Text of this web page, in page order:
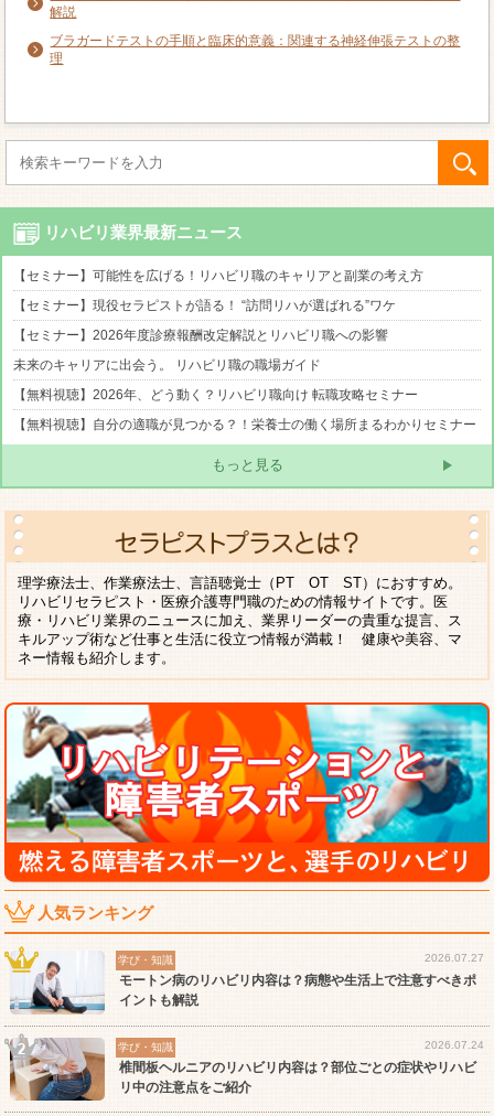
解説
ブラガードテストの手順と臨床的意義：関連する神経伸張テストの整
理
リハビリ業界最新ニュース
【セミナー】可能性を広げる！リハビリ職のキャリアと副業の考え方
【セミナー】現役セラピストが語る！ “訪問リハが選ばれる”ワケ
【セミナー】2026年度診療報酬改定解説とリハビリ職への影響
未来のキャリアに出会う。 リハビリ職の職場ガイド
【無料視聴】2026年、どう動く？リハビリ職向け 転職攻略セミナー
【無料視聴】自分の適職が見つかる？！栄養士の働く場所まるわかりセミナー
もっと見る
理学療法士、作業療法士、言語聴覚士（PT OT ST）におすすめ。
リハビリセラピスト・医療介護専門職のための情報サイトです。医
療・リハビリ業界のニュースに加え、業界リーダーの貴重な提言、ス
キルアップ術など仕事と生活に役立つ情報が満載！ 健康や美容、マ
ネー情報も紹介します。
人気ランキング
学び・知識 2026.07.27
モートン病のリハビリ内容は？病態や生活上で注意すべきポ
イントも解説
学び・知識 2026.07.24
椎間板ヘルニアのリハビリ内容は？部位ごとの症状やリハビ
リ中の注意点をご紹介